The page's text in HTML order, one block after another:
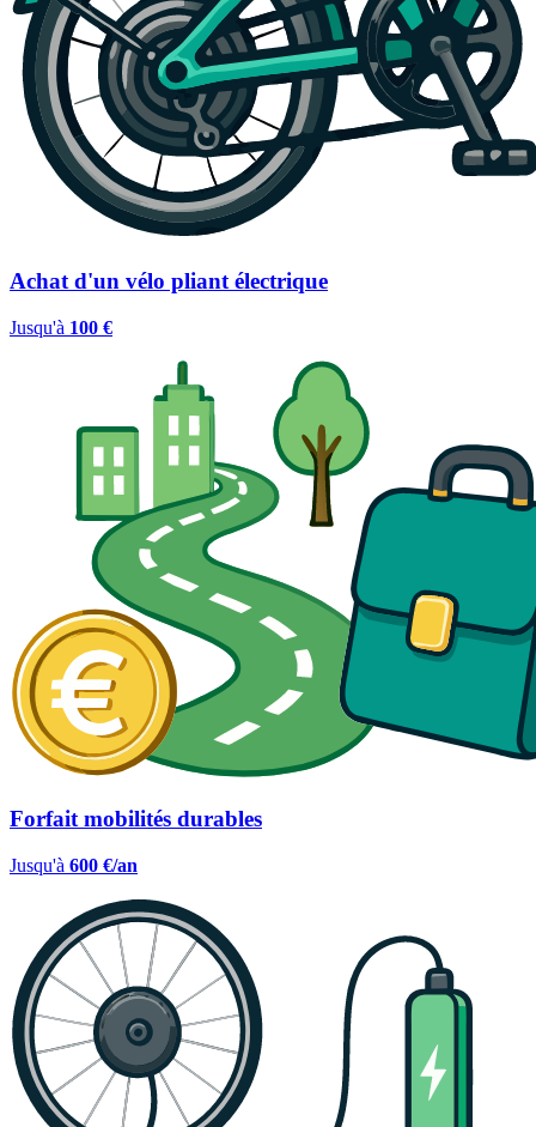
Achat d'un vélo pliant électrique
Jusqu'à 100 €
Forfait mobilités durables
Jusqu'à 600 €/an